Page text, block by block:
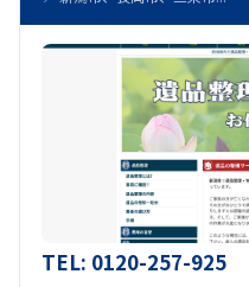
TEL: 0120-257-925